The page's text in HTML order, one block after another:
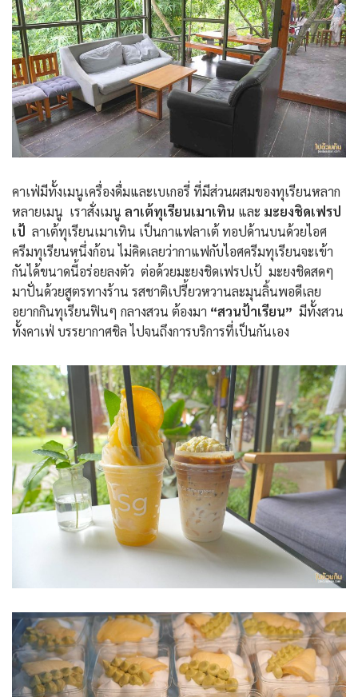
คาเฟ่มีทั้งเมนูเครื่องดื่มและเบเกอรี่ ที่มีส่วนผสมของทุเรียนหลาก
หลายเมนู เราสั่งเมนู ลาเต้ทุเรียนเมาเทิน และ มะยงชิดเฟรป
เป้ ลาเต้ทุเรียนเมาเทิน เป็นกาแฟลาเต้ ทอปด้านบนด้วยไอศ
ครีมทุเรียนหนึ่งก้อน ไม่คิดเลยว่ากาแฟกับไอศครีมทุเรียนจะเข้า
กันได้ขนาดนี้อร่อยลงตัว ต่อด้วยมะยงชิดเฟรปเป้ มะยงชิดสดๆ
มาปั่นด้วยสูตรทางร้าน รสชาติเปรี้ยวหวานละมุนลิ้นพอดีเลย
อยากกินทุเรียนฟินๆ กลางสวน ต้องมา “สวนป้าเรียน” มีทั้งสวน
ทั้งคาเฟ่ บรรยากาศชิล ไปจนถึงการบริการที่เป็นกันเอง